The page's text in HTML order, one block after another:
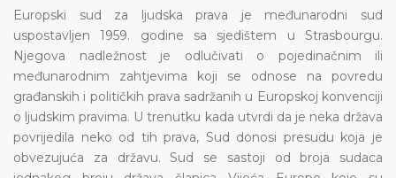
Europski sud za ljudska prava je međunarodni sud
uspostavljen 1959. godine sa sjedištem u Strasbourgu.
Njegova nadležnost je odlučivati o pojedinačnim ili
međunarodnim zahtjevima koji se odnose na povredu
građanskih i političkih prava sadržanih u Europskoj konvenciji
o ljudskim pravima. U trenutku kada utvrdi da je neka država
povrijedila neko od tih prava, Sud donosi presudu koja je
obvezujuća za državu. Sud se sastoji od broja sudaca